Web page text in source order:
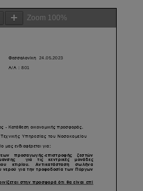
Zoom 100%